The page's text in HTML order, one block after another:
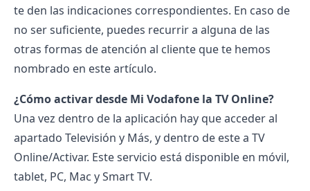
te den las indicaciones correspondientes. En caso de
no ser suficiente, puedes recurrir a alguna de las
otras formas de atención al cliente que te hemos
nombrado en este artículo.
¿Cómo activar desde Mi Vodafone la TV Online?
Una vez dentro de la aplicación hay que acceder al
apartado Televisión y Más, y dentro de este a TV
Online/Activar. Este servicio está disponible en móvil,
tablet, PC, Mac y Smart TV.